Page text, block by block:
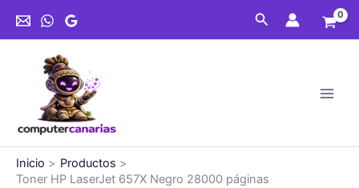
Buscar
Inicio
Productos
Toner HP LaserJet 657X Negro 28000 páginas